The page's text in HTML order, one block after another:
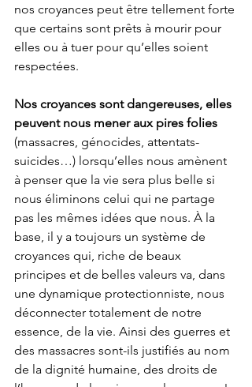
nos croyances peut être tellement forte
que certains sont prêts à mourir pour
elles ou à tuer pour qu’elles soient
respectées.
Nos croyances sont dangereuses, elles
peuvent nous mener aux pires folies
(massacres, génocides, attentats-
suicides…) lorsqu’elles nous amènent
à penser que la vie sera plus belle si
nous éliminons celui qui ne partage
pas les mêmes idées que nous. À la
base, il y a toujours un système de
croyances qui, riche de beaux
principes et de belles valeurs va, dans
une dynamique protectionniste, nous
déconnecter totalement de notre
essence, de la vie. Ainsi des guerres et
des massacres sont-ils justifiés au nom
de la dignité humaine, des droits de